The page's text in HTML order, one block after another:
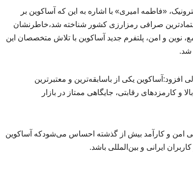
«فاطمه امیری» با اشاره به این که آساکوین بر
بزرگ‌ترین و مورد اعتمادترین صرافی رمزارزی کشور شناخته شد،خاطرنشان
نوین و امن، پلتفرم جدید آساکوین با تلاش متخصصان این
شد.
افزود:آساکوین یکی از باسابقه‌ترین و معتبرترین
و کارمزدهای رقابتی، جایگاهی ممتاز در بازار
امن و کارآمد بیش از گذشته احساس می‌شودکه آساکوین
ایرانی و بین‌المللی باشد.